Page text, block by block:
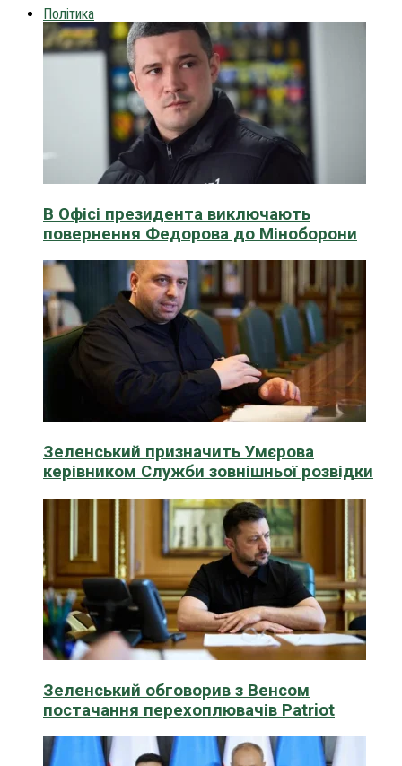
Політика
В Офісі президента виключають
повернення Федорова до Міноборони
Зеленський призначить Умєрова
керівником Служби зовнішньої розвідки
Зеленський обговорив з Венсом
постачання перехоплювачів Patriot